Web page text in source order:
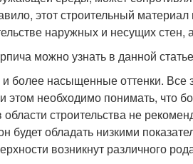
этот строительный
наружных и несущих стен,
можно узнать в данной
более насыщенные оттенки. Все
этом необходимо понимать, что
строительства не
будет обладать низкими
возникнут различного